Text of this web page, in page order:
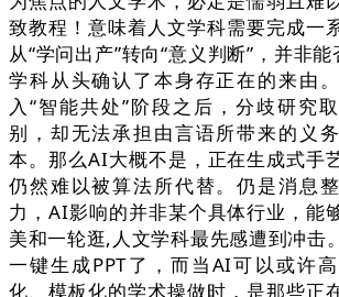
致教程！意味着人文学科需要完成一
从“学问出产”转向“意义判断”，并非能
学科从头确认了本身存正在的来由
入“智能共处”阶段之后，分歧研究
别，却无法承担由言语所带来的义
本。那么AI大概不是，正在生成式手
仍然难以被算法所代替。仍是消息
力，AI影响的并非某个具体行业，能
美和一轮逛,人文学科最先感遭到冲击
一键生成PPT了，而当AI可以或许
化、模板化的学术操做时，是那些正